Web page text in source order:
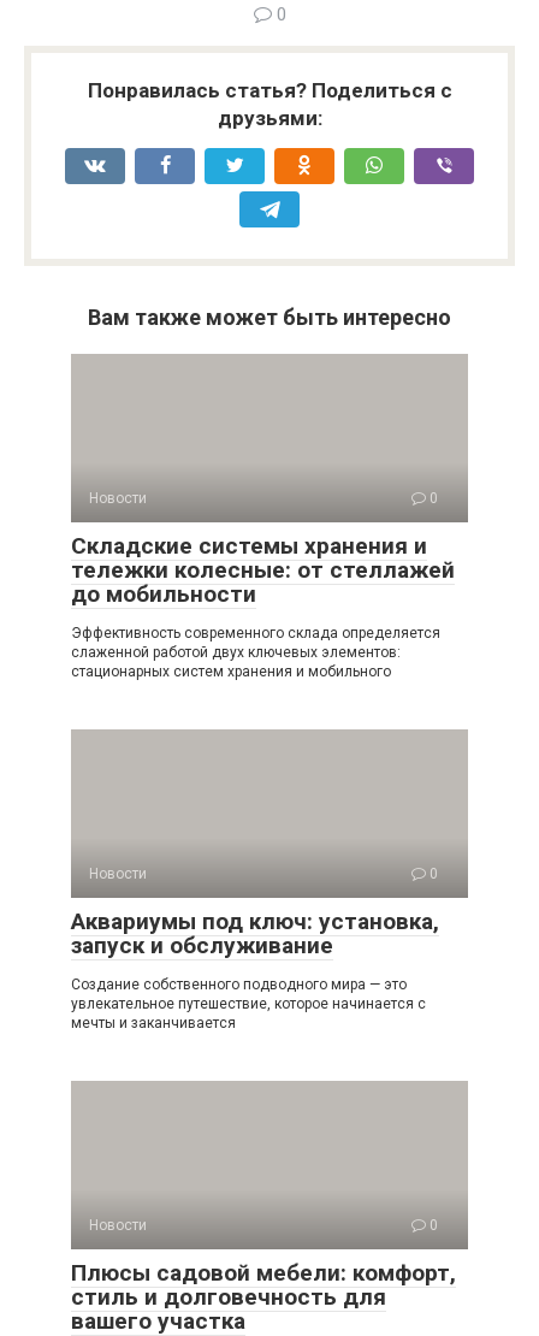
0
Понравилась статья? Поделиться с
друзьями:
Вам также может быть интересно
Новости 0
Складские системы хранения и
тележки колесные: от стеллажей
до мобильности
Эффективность современного склада определяется
слаженной работой двух ключевых элементов:
стационарных систем хранения и мобильного
Новости 0
Аквариумы под ключ: установка,
запуск и обслуживание
Создание собственного подводного мира — это
увлекательное путешествие, которое начинается с
мечты и заканчивается
Новости 0
Плюсы садовой мебели: комфорт,
стиль и долговечность для
вашего участка